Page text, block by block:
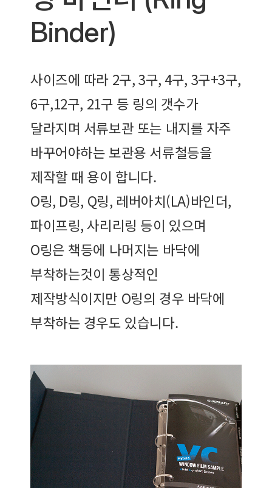
Binder)
사이즈에 따라 2구, 3구, 4구, 3구+3구,
6구,12구, 21구 등 링의 갯수가
달라지며 서류보관 또는 내지를 자주
바꾸어야하는 보관용 서류철등을
제작할 때 용이 합니다.
O링, D링, Q링, 레버아치(LA)바인더,
파이프링, 사리리링 등이 있으며
O링은 책등에 나머지는 바닥에
부착하는것이 통상적인
제작방식이지만 O링의 경우 바닥에
부착하는 경우도 있습니다.